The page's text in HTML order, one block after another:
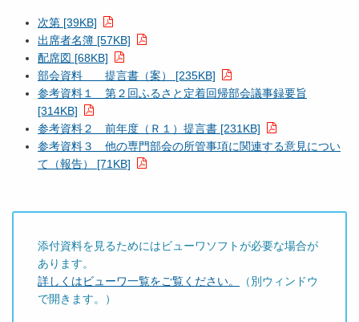
次第 [39KB]
出席者名簿 [57KB]
配席図 [68KB]
部会資料 提言書（案） [235KB]
参考資料１ 第２回ふるさと定着回帰部会議事録要旨
[314KB]
参考資料２ 前年度（Ｒ１）提言書 [231KB]
参考資料３ 他の専門部会の所管事項に関連する意見につい
て（報告） [71KB]
添付資料を見るためにはビューワソフトが必要な場合が
あります。
詳しくはビューワ一覧をご覧ください。
（別ウィンドウ
で開きます。）